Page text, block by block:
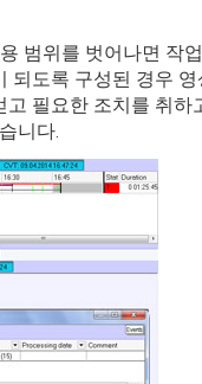
범위를 벗어나면 작
되도록 구성된 경우
필요한 조치를 취하
니다.